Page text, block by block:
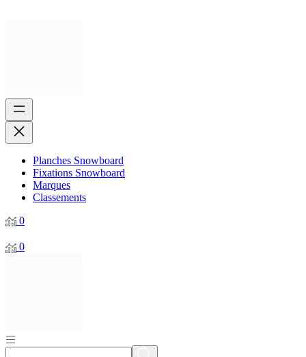
Planches Snowboard
Fixations Snowboard
Marques
Classements
0
0